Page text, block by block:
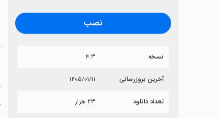
نصب
نسخه ۴.۳
آخرین بروزرسانی ۱۴۰۵/۰۱/۱۱
تعداد دانلود ۲۳ هزار